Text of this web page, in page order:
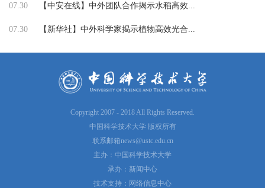
07.30 【中安在线】中外团队合作揭示水稻高效...
07.30 【新华社】中外科学家揭示植物高效光合...
Copyright 2007 - 2018 All Rights Reserved.
中国科学技术大学 版权所有
联系邮箱news@ustc.edu.cn
主办：中国科学技术大学
承办：新闻中心
技术支持：网络信息中心